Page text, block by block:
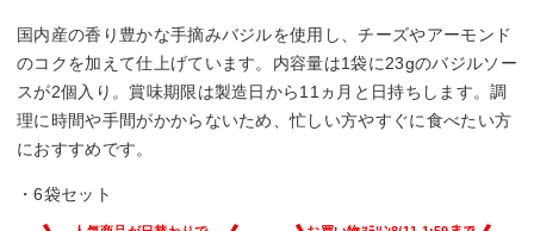
国内産の香り豊かな手摘みバジルを使用し、チーズやアーモンド
のコクを加えて仕上げています。内容量は1袋に23gのバジルソー
スが2個入り。賞味期限は製造日から11ヵ月と日持ちします。調
理に時間や手間がかからないため、忙しい方やすぐに食べたい方
におすすめです。
・6袋セット